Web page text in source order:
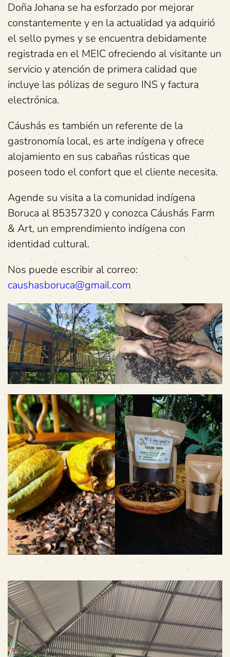
Doña Johana se ha esforzado por mejorar
constantemente y en la actualidad ya adquirió
el sello pymes y se encuentra debidamente
registrada en el MEIC ofreciendo al visitante un
servicio y atención de primera calidad que
incluye las pólizas de seguro INS y factura
electrónica.
Cáushás es también un referente de la
gastronomía local, es arte indígena y ofrece
alojamiento en sus cabañas rústicas que
poseen todo el confort que el cliente necesita.
Agende su visita a la comunidad indígena
Boruca al 85357320 y conozca Cáushás Farm
& Art, un emprendimiento indígena con
identidad cultural.
Nos puede escribir al correo:
caushasboruca@gmail.com